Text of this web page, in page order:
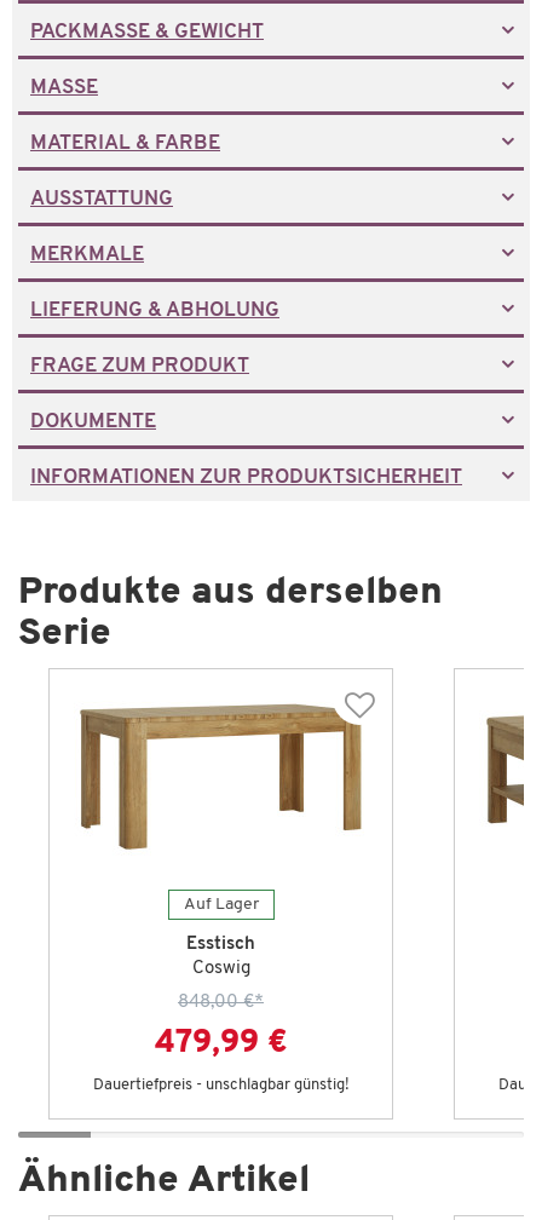
PACKMASSE & GEWICHT
MASSE
MATERIAL & FARBE
AUSSTATTUNG
MERKMALE
LIEFERUNG & ABHOLUNG
FRAGE ZUM PRODUKT
DOKUMENTE
INFORMATIONEN ZUR PRODUKTSICHERHEIT
Produkte aus derselben
Serie
Auf Lager
Esstisch
Coswig
848,00 €*
479,99 €
Dauertiefpreis - unschlagbar günstig!
Ähnliche Artikel